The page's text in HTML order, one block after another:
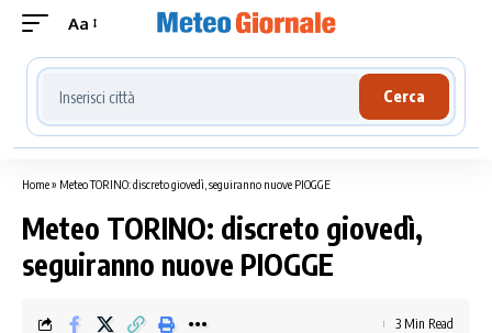
Aa
Cerca località meteo
Cerca
Home» Meteo TORINO: discreto giovedì, seguiranno nuove PIOGGE
Meteo TORINO: discreto giovedì,
seguiranno nuove PIOGGE
3 Min Read